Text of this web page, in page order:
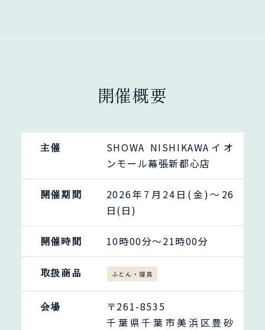
開催概要
主催
SHOWA NISHIKAWAイオ
ンモール幕張新都心店
開催期間
2026年7月24日(金)〜26
日(日)
開催時間 10時00分～21時00分
取扱商品 ふとん・寝具
会場
〒261-8535
千葉県千葉市美浜区豊砂